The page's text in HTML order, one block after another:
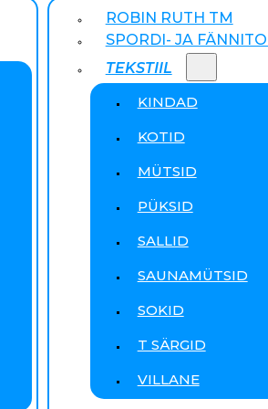
ROBIN RUTH TM
SPORDI- JA
TEKSTIIL
KINDAD
KOTID
MÜTSID
PÜKSID
SALLID
SAUNAMÜTSID
SOKID
T SÄRGID
VILLANE